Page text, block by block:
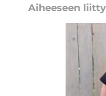
Aiheeseen